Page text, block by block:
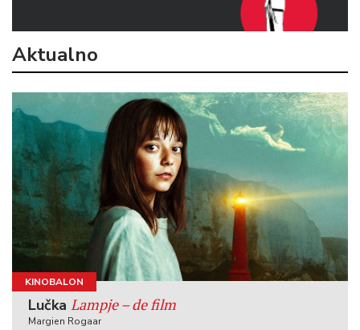
Aktualno
KINOBALON
Lučka Lampje – de film
Margien Rogaar